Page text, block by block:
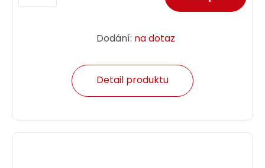
Dodání: na dotaz
Detail produktu